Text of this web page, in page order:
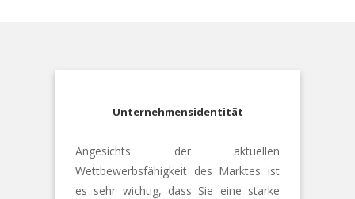
Unternehmensidentität
Angesichts der aktuellen
Wettbewerbsfähigkeit des Marktes ist
es sehr wichtig, dass Sie eine starke